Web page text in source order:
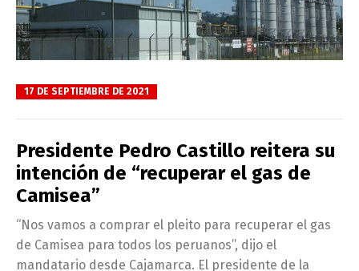
17 DE SEPTIEMBRE DE 2021
Presidente Pedro Castillo reitera su
intención de “recuperar el gas de
Camisea”
“Nos vamos a comprar el pleito para recuperar el gas
de Camisea para todos los peruanos”, dijo el
mandatario desde Cajamarca. El presidente de la